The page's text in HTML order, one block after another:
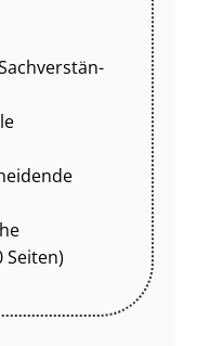
Seiten)